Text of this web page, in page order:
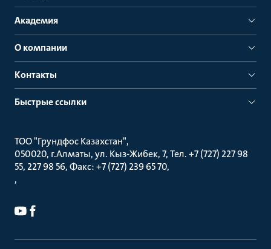
Академия
О компании
Контакты
Быстрые ссылки
ТОО "Грундфос Казахстан"
050020, г.Алматы, ул. Кыз-Жибек, 7, Тел. +7 (727) 227 98
55, 227 98 56, Факс: +7 (727) 239 65 70